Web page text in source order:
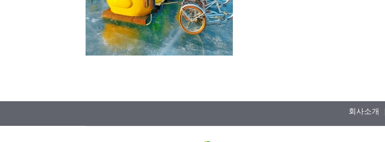
회사소개